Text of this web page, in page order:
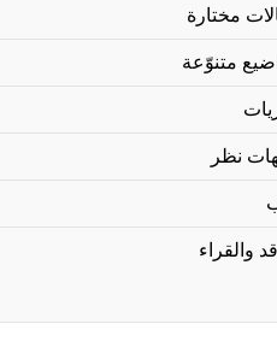
مختارة
متنوّعة
نظر
والقراء